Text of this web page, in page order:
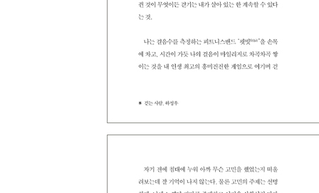
하정우식 얼렁뚱땅 요리법 · 131
맛있는 국을 끓이는 사소하지만 위대한 비밀
맛집 사장님과의 대화에서 배운 신의 한 수 · 146
아침 걷기와 야구
추신수 선수와 나의 인생 곡선 · 149
이불 밖이 쑥스럽게 느껴지는 날 · 154